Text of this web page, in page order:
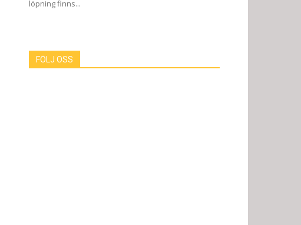
löpning finns...
FÖLJ OSS